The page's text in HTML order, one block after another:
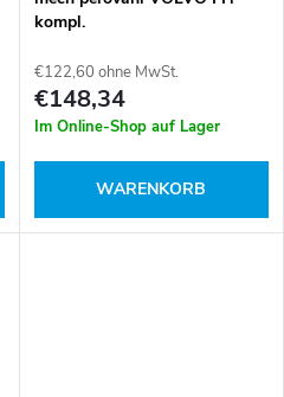
kompl.
€122,60 ohne MwSt.
€148,34
Im Online-Shop auf Lager
WARENKORB